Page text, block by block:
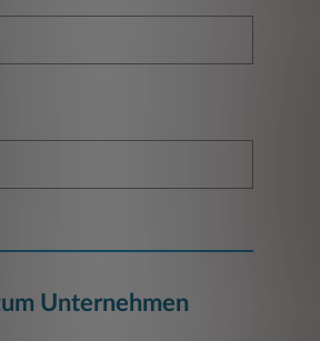
Unternehmen